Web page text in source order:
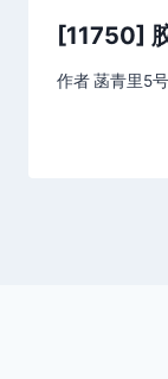
[11750]
作者菡青里5号